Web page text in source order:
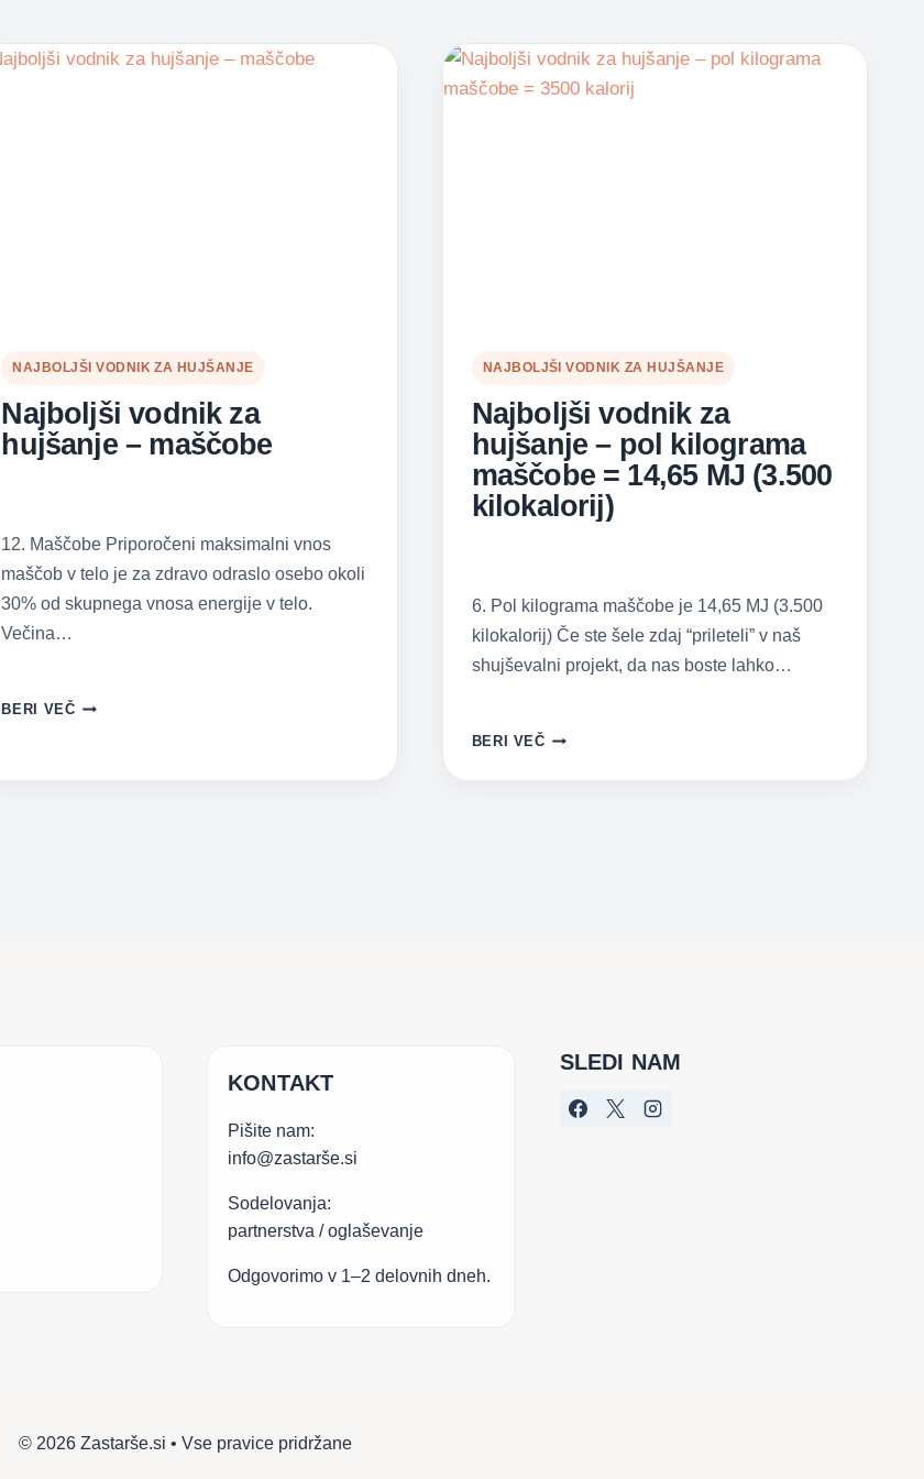
NAJBOLJŠI VODNIK ZA HUJŠANJE
Najboljši vodnik za
hujšanje – maščobe
12. Maščobe Priporočeni maksimalni vnos
maščob v telo je za zdravo odraslo osebo okoli
30% od skupnega vnosa energije v telo.
Večina…
BERI VEČNAJBOLJŠI
NAJBOLJŠI VODNIK ZA HUJŠANJE
Najboljši vodnik za
hujšanje – pol kilograma
maščobe = 14,65 MJ (3.500
kilokalorij)
6. Pol kilograma maščobe je 14,65 MJ (3.500
kilokalorij) Če ste šele zdaj “prileteli” v naš
shujševalni projekt, da nas boste lahko…
BERI VEČNAJBOLJŠI
ZA
KONTAKT
Pišite nam:
info@zastarše.si
Sodelovanja:
partnerstva / oglaševanje
Odgovorimo v 1–2 delovnih dneh.
SLEDI NAM
© 2026 Zastarše.si • Vse pravice pridržane